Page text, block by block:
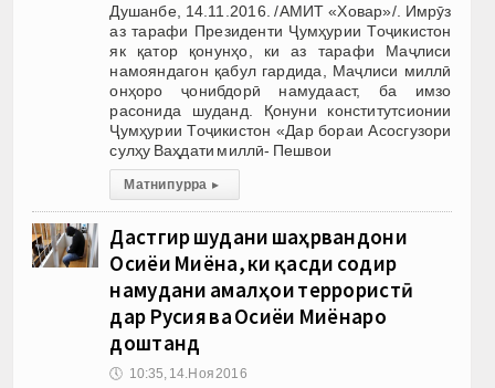
Душанбе, 14.11.2016. /АМИТ «Ховар»/. Имрӯз
аз тарафи Президенти Ҷумҳурии Тоҷикистон
як қатор қонунҳо, ки аз тарафи Маҷлиси
намояндагон қабул гардида, Маҷлиси миллӣ
онҳоро ҷонибдорӣ намудааст, ба имзо
расонида шуданд. Қонуни конститутсионии
Ҷумҳурии Тоҷикистон «Дар бораи Асосгузори
сулҳу Ваҳдати миллӣ- Пешвои
Матни пурра ▸
Дастгир шудани шаҳрвандони
Осиёи Миёна, ки қасди содир
намудани амалҳои террористӣ
дар Русия ва Осиёи Миёнаро
доштанд
🕔 10:35, 14.Ноя 2016